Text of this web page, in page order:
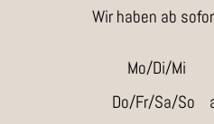
Wir haben ab
Mo/Di/Mi
Do/Fr/Sa/So